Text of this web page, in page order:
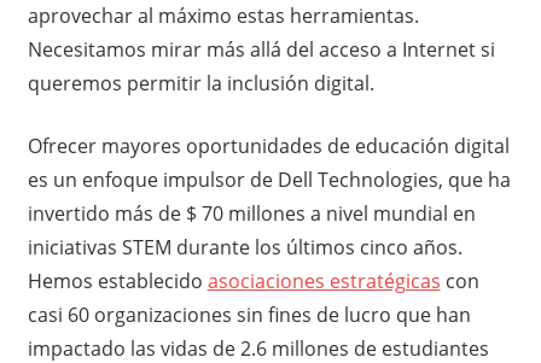
aprovechar al máximo estas herramientas.
Necesitamos mirar más allá del acceso a Internet si
queremos permitir la inclusión digital.
Ofrecer mayores oportunidades de educación digital
es un enfoque impulsor de Dell Technologies, que ha
invertido más de $ 70 millones a nivel mundial en
iniciativas STEM durante los últimos cinco años.
Hemos establecido asociaciones estratégicas con
casi 60 organizaciones sin fines de lucro que han
impactado las vidas de 2.6 millones de estudiantes